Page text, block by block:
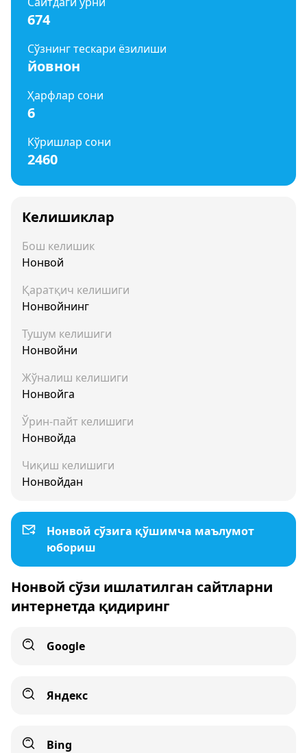
674
Сўзнинг тескари ёзилиши
йовнон
Ҳарфлар сони
6
Кўришлар сони
2460
Келишиклар
Бош келишик
Нонвой
Қаратқич келишиги
Нонвойнинг
Тушум келишиги
Нонвойни
Жўналиш келишиги
Нонвойга
Ўрин-пайт келишиги
Нонвойда
Чиқиш келишиги
Нонвойдан
Нонвой сўзига қўшимча маълумот
юбориш
Нонвой сўзи ишлатилган сайтларни
интернетда қидиринг
Google
Яндекс
Bing